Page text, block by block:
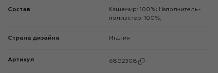
Состав
Кашемир: 100%; Наполнитель-
полиэстер: 100%;
Страна дизайна Италия
Артикул 6802308